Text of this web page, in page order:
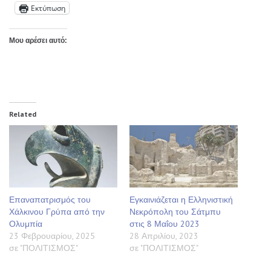
Εκτύπωση
Μου αρέσει αυτό:
Related
Επαναπατρισμός του
Χάλκινου Γρύπα από την
Ολυμπία
23 Φεβρουαρίου, 2025
σε "ΠΟΛΙΤΙΣΜΟΣ"
Εγκαινιάζεται η Ελληνιστική
Νεκρόπολη του Σάτμπυ
στις 8 Μαΐου 2023
28 Απριλίου, 2023
σε "ΠΟΛΙΤΙΣΜΟΣ"